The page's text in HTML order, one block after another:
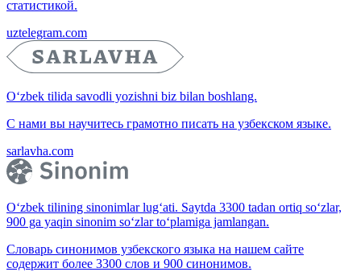
статистикой.
uztelegram.com
O‘zbek tilida savodli yozishni biz bilan boshlang.
С нами вы научитесь грамотно писать на узбекском языке.
sarlavha.com
O‘zbek tilining sinonimlar lug‘ati. Saytda 3300 tadan ortiq so‘zlar,
900 ga yaqin sinonim so‘zlar to‘plamiga jamlangan.
Словарь синонимов узбекского языка на нашем сайте
содержит более 3300 слов и 900 синонимов.